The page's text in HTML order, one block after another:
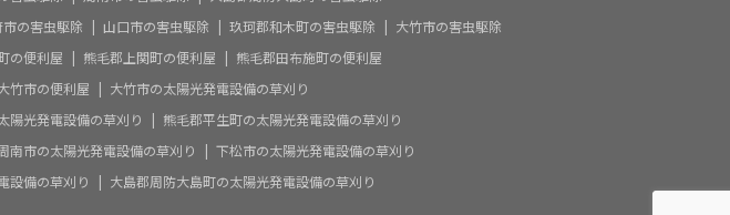
市の害虫駆除 山口市の害虫駆除 玖珂郡和木町の害虫駆除
大竹市の害虫駆除
の便利屋 熊毛郡上関町の便利屋
熊毛郡田布施町の便利屋
竹市の便利屋
大竹市の太陽光発電設備の草刈り
陽光発電設備の草刈り
熊毛郡平生町の太陽光発電設備の草刈り
南市の太陽光発電設備の草刈り
下松市の太陽光発電設備の草刈り
設備の草刈り
大島郡周防大島町の太陽光発電設備の草刈り